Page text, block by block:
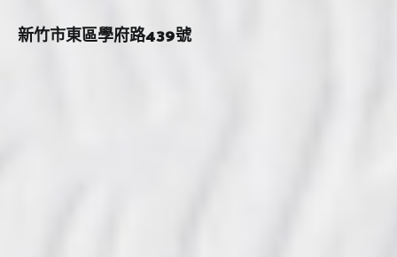
新竹市東區學府路439號